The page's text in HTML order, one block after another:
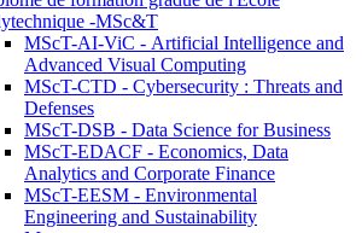
-MSc&T
MScT-AI-ViC - Artificial Intelligence and
Advanced Visual Computing
MScT-CTD - Cybersecurity : Threats and
Defenses
MScT-DSB - Data Science for Business
MScT-EDACF - Economics, Data
Analytics and Corporate Finance
MScT-EESM - Environmental
Engineering and Sustainability